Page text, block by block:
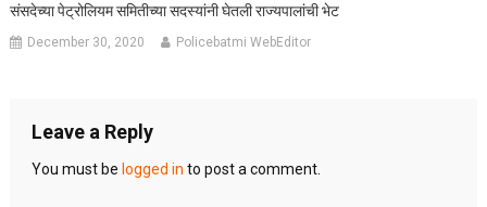
संसदेच्या पेट्रोलियम समितीच्या सदस्यांनी घेतली राज्यपालांची भेट
December 30, 2020 Policebatmi WebEditor
Leave a Reply
You must be logged in to post a comment.